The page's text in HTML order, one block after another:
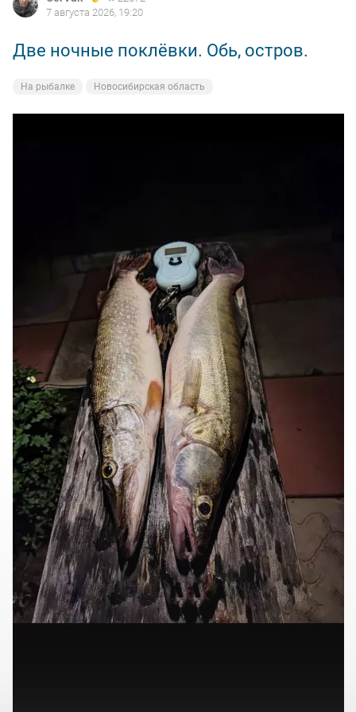
7 августа 2026, 19:20
Две ночные поклёвки. Обь, остров.
На рыбалке Новосибирская область